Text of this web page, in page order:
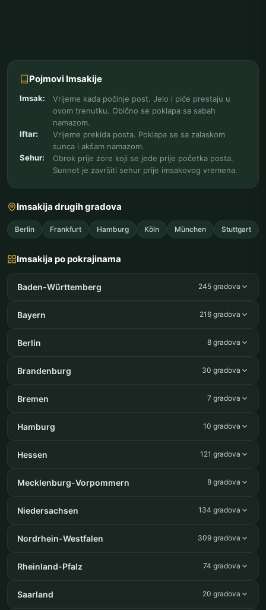
Pojmovi Imsakije
Imsak:
Vrijeme kada počinje post. Jelo i piće prestaju u
ovom trenutku. Obično se poklapa sa sabah
namazom.
Iftar:
Vrijeme prekida posta. Poklapa se sa zalaskom
sunca i akšam namazom.
Sehur:
Obrok prije zore koji se jede prije početka posta.
Sunnet je završiti sehur prije imsakovog vremena.
Imsakija drugih gradova
Berlin Frankfurt Hamburg Köln München Stuttgart
Imsakija po pokrajinama
Baden-Württemberg 245 gradova
Bayern 216 gradova
Berlin 8 gradova
Brandenburg 30 gradova
Bremen 7 gradova
Hamburg 10 gradova
Hessen 121 gradova
Mecklenburg-Vorpommern 8 gradova
Niedersachsen 134 gradova
Nordrhein-Westfalen 309 gradova
Rheinland-Pfalz 74 gradova
Saarland 20 gradova